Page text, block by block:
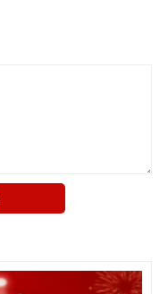
thống.
Không chỉ hút ẩm,
khí chuyên sâu nhờ
lọc than hoạt tính và
giữ lại từ bụi bẩn, lông